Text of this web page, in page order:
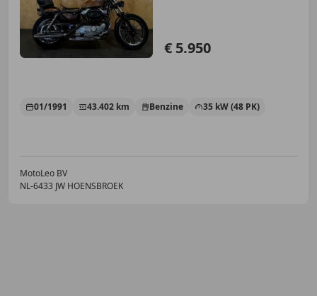
€ 5.950
01/1991 43.402 km Benzine 35 kW (48 PK)
MotoLeo BV
NL-6433 JW HOENSBROEK